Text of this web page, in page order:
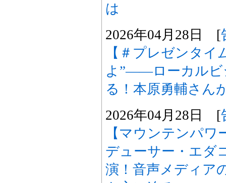
は
2026年04月28日 [
【＃プレゼンタイ
よ”――ローカルビ
る！本原勇輔さん
2026年04月28日 [
【マウンテンパ
デューサー・エダ
演！音声メディア